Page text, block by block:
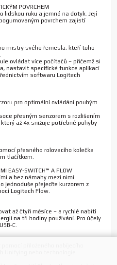
POVRCHEM
lidskou ruku a jemná na dotyk. Její
povrchem zajistí
mistry svého řemesla, kteří toho
ovládat více počítačů – přičemž si
nastavit specifické funkce aplikací
softwaru Logitech
pro optimální ovládání pouhým
přesným senzorem s rozlišením
až 4x snižuje potřebné pohyby
přesného rolovacího kolečka
tlačítkem.
EASY-SWITCH™ A FLOW
a bez námahy mezi nimi
jednoduše přejeďte kurzorem z
Logitech Flow.
až čtyři měsíce – a rychlé nabití
na tři hodiny používání. Pro účely
C.